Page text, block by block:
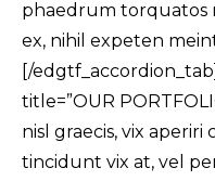
phaedrum torquatos
ex, nihil expeten
[/
title=”OUR
nisl graecis, vix
tincidunt vix at, vel